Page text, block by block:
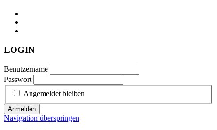
LOGIN
Benutzername
Passwort
Angemeldet bleiben
Anmelden
Navigation überspringen